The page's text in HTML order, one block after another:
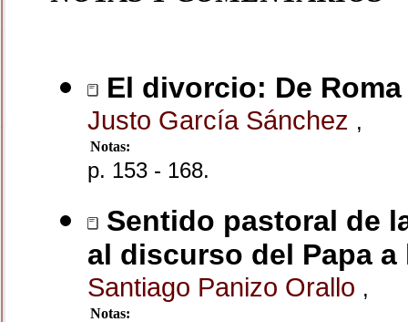
El divorcio: De
Justo García Sánchez ,
Notas:
p. 153 - 168.
Sentido pastoral de
al discurso del Papa a
Santiago Panizo Orallo ,
Notas: